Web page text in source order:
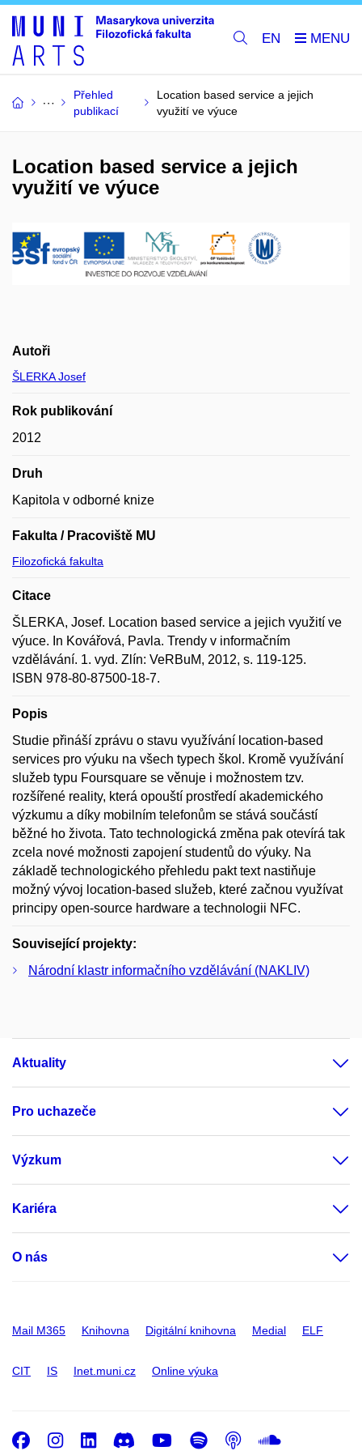
EN
Přehled
publikací
Location based service a jejich
využití ve výuce
Location based service a jejich
využití ve výuce
Autoři
ŠLERKA Josef
Rok publikování
2012
Druh
Kapitola v odborné knize
Fakulta / Pracoviště MU
Filozofická fakulta
Citace
ŠLERKA, Josef. Location based service a jejich využití ve
výuce. In Kovářová, Pavla. Trendy v informačním
vzdělávání. 1. vyd. Zlín: VeRBuM, 2012, s. 119-125.
ISBN 978-80-87500-18-7.
Popis
Studie přináší zprávu o stavu využívání location-based
services pro výuku na všech typech škol. Kromě využívání
služeb typu Foursquare se věnuje i možnostem tzv.
rozšířené reality, která opouští prostředí akademického
výzkumu a díky mobilním telefonům se stává součástí
běžné ho života. Tato technologická změna pak otevírá tak
zcela nové možnosti zapojení studentů do výuky. Na
základě technologického přehledu pakt text nastiňuje
možný vývoj location-based služeb, které začnou využívat
principy open-source hardware a technologii NFC.
Související projekty:
Národní klastr informačního vzdělávání (NAKLIV)
Aktuality
Pro uchazeče
Výzkum
Kariéra
O nás
Mail M365 Knihovna Digitální knihovna Medial ELF
CIT IS Inet.muni.cz Online výuka
Facebook
Instagram
LinkedIn
DiscordYoutube
Spotify
Podcast